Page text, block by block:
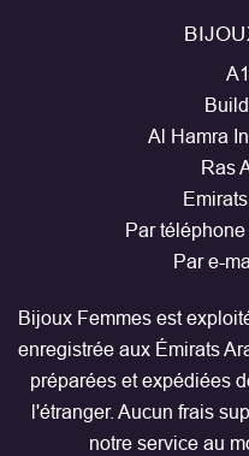
Al Hamra
Ras
Par téléphone
Par e-
Bijoux Femmes est
enregistrée aux Émirats
préparées et expédiées
l'étranger. Aucun frais
notre service au